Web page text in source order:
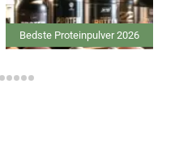
Bedste Proteinpulver 2026